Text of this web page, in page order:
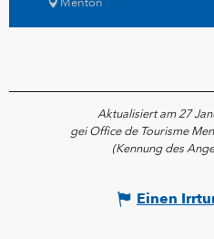
Aktualisiert am 27
gei Office de Tourisme
(Kennung des
Einen